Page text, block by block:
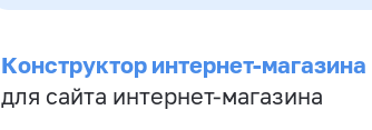
Конструктор интернет-магазина
для сайта интернет-магазина